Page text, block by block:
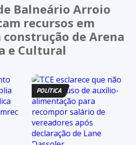
Balneário Arroio
recursos em
de Arena
e Cultural
POLÍTICA